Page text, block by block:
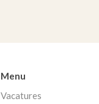
Menu
Vacatures